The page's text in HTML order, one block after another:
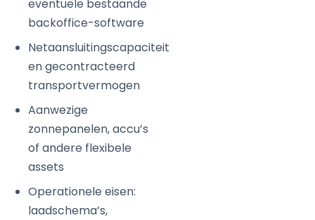
eventuele bestaande
backoffice-software
Netaansluitingscapaciteit
en gecontracteerd
transportvermogen
Aanwezige
zonnepanelen, accu’s
of andere flexibele
assets
Operationele eisen:
laadschema’s,